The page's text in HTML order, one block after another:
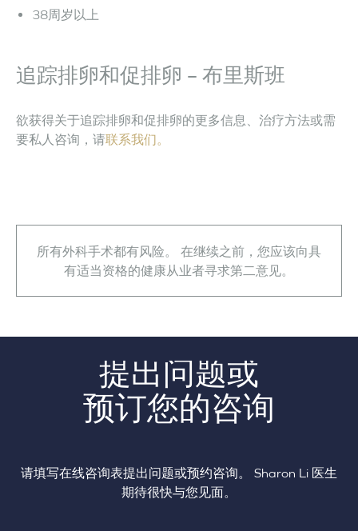
38周岁以上
追踪排卵和促排卵 – 布里斯班
欲获得关于追踪排卵和促排卵的更多信息、治疗方法或需
要私人咨询，请联系我们。
所有外科手术都有风险。 在继续之前，您应该向具
有适当资格的健康从业者寻求第二意见。
提出问题或
预订您的咨询
请填写在线咨询表提出问题或预约咨询。 Sharon Li 医生
期待很快与您见面。